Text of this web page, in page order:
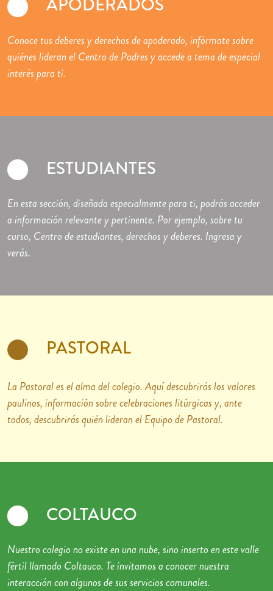
APODERADOS
Conoce tus deberes y derechos de apoderado, infórmate sobre
quiénes lideran el Centro de Padres y accede a tema de especial
interés para ti.
ESTUDIANTES
En esta sección, diseñada especialmente para ti, podrás acceder
a información relevante y pertinente. Por ejemplo, sobre tu
curso, Centro de estudiantes, derechos y deberes. Ingresa y
verás.
PASTORAL
La Pastoral es el alma del colegio. Aquí descubrirás los valores
paulinos, información sobre celebraciones litúrgicas y, ante
todos, descubrirás quién lideran el Equipo de Pastoral.
COLTAUCO
Nuestro colegio no existe en una nube, sino inserto en este valle
fértil llamado Coltauco. Te invitamos a conocer nuestra
interacción con algunos de sus servicios comunales.